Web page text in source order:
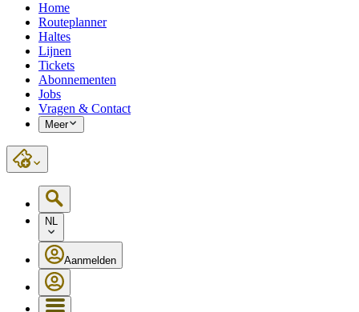
Home
Routeplanner
Haltes
Lijnen
Tickets
Abonnementen
Jobs
Vragen & Contact
Meer
NL
Aanmelden